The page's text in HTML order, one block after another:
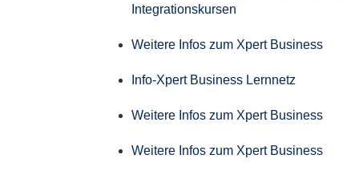
Integrationskursen
Weitere Infos zum Xpert Business
Info-Xpert Business Lernnetz
Weitere Infos zum Xpert Business
Weitere Infos zum Xpert Business